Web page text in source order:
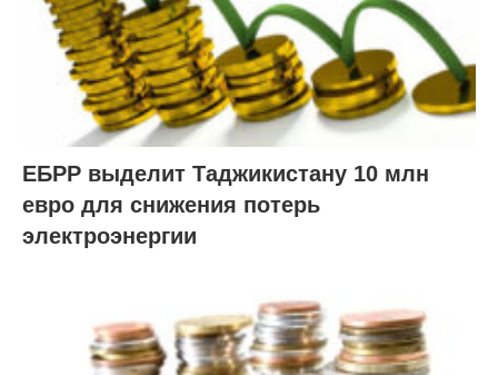
ЕБРР выделит Таджикистану 10 млн
евро для снижения потерь
электроэнергии